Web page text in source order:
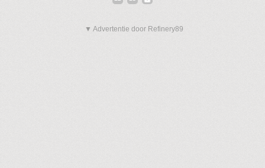
▼ Advertentie door Refinery89